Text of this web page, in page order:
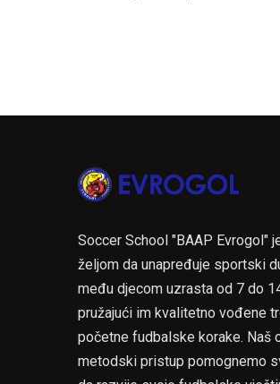
Soccer School "BAAP Evrogol"
željom da unapređuje sportski
među djecom uzrasta od 7 do
pružajući im kvalitetno vođene
početne fudbalske korake. Naš
metodski pristup pomognemo